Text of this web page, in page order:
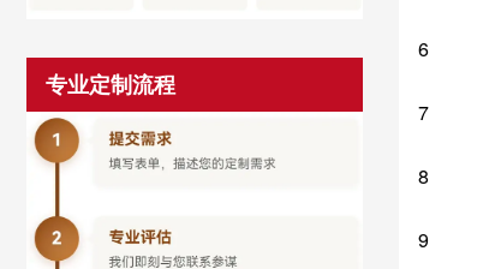
专业定制流程
6
7
8
9